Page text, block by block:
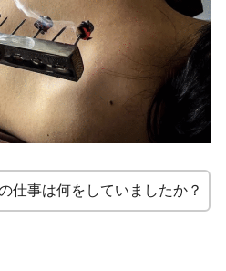
仕事は何をしていましたか？